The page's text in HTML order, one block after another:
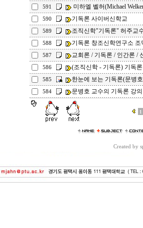
591 미하엘 벨허(Michael
590 기독론 사이버신학교
589 조직신학"기독론" 허주교
588 기독론 창조신학연구소 조
587 교회론 / 기독론 / 인간론 /
586 (조직신학 - 기독론) 기독론
585 한눈에 보는 기독론(문병
584 문병호 교수의 기독론 강의
1
Created by